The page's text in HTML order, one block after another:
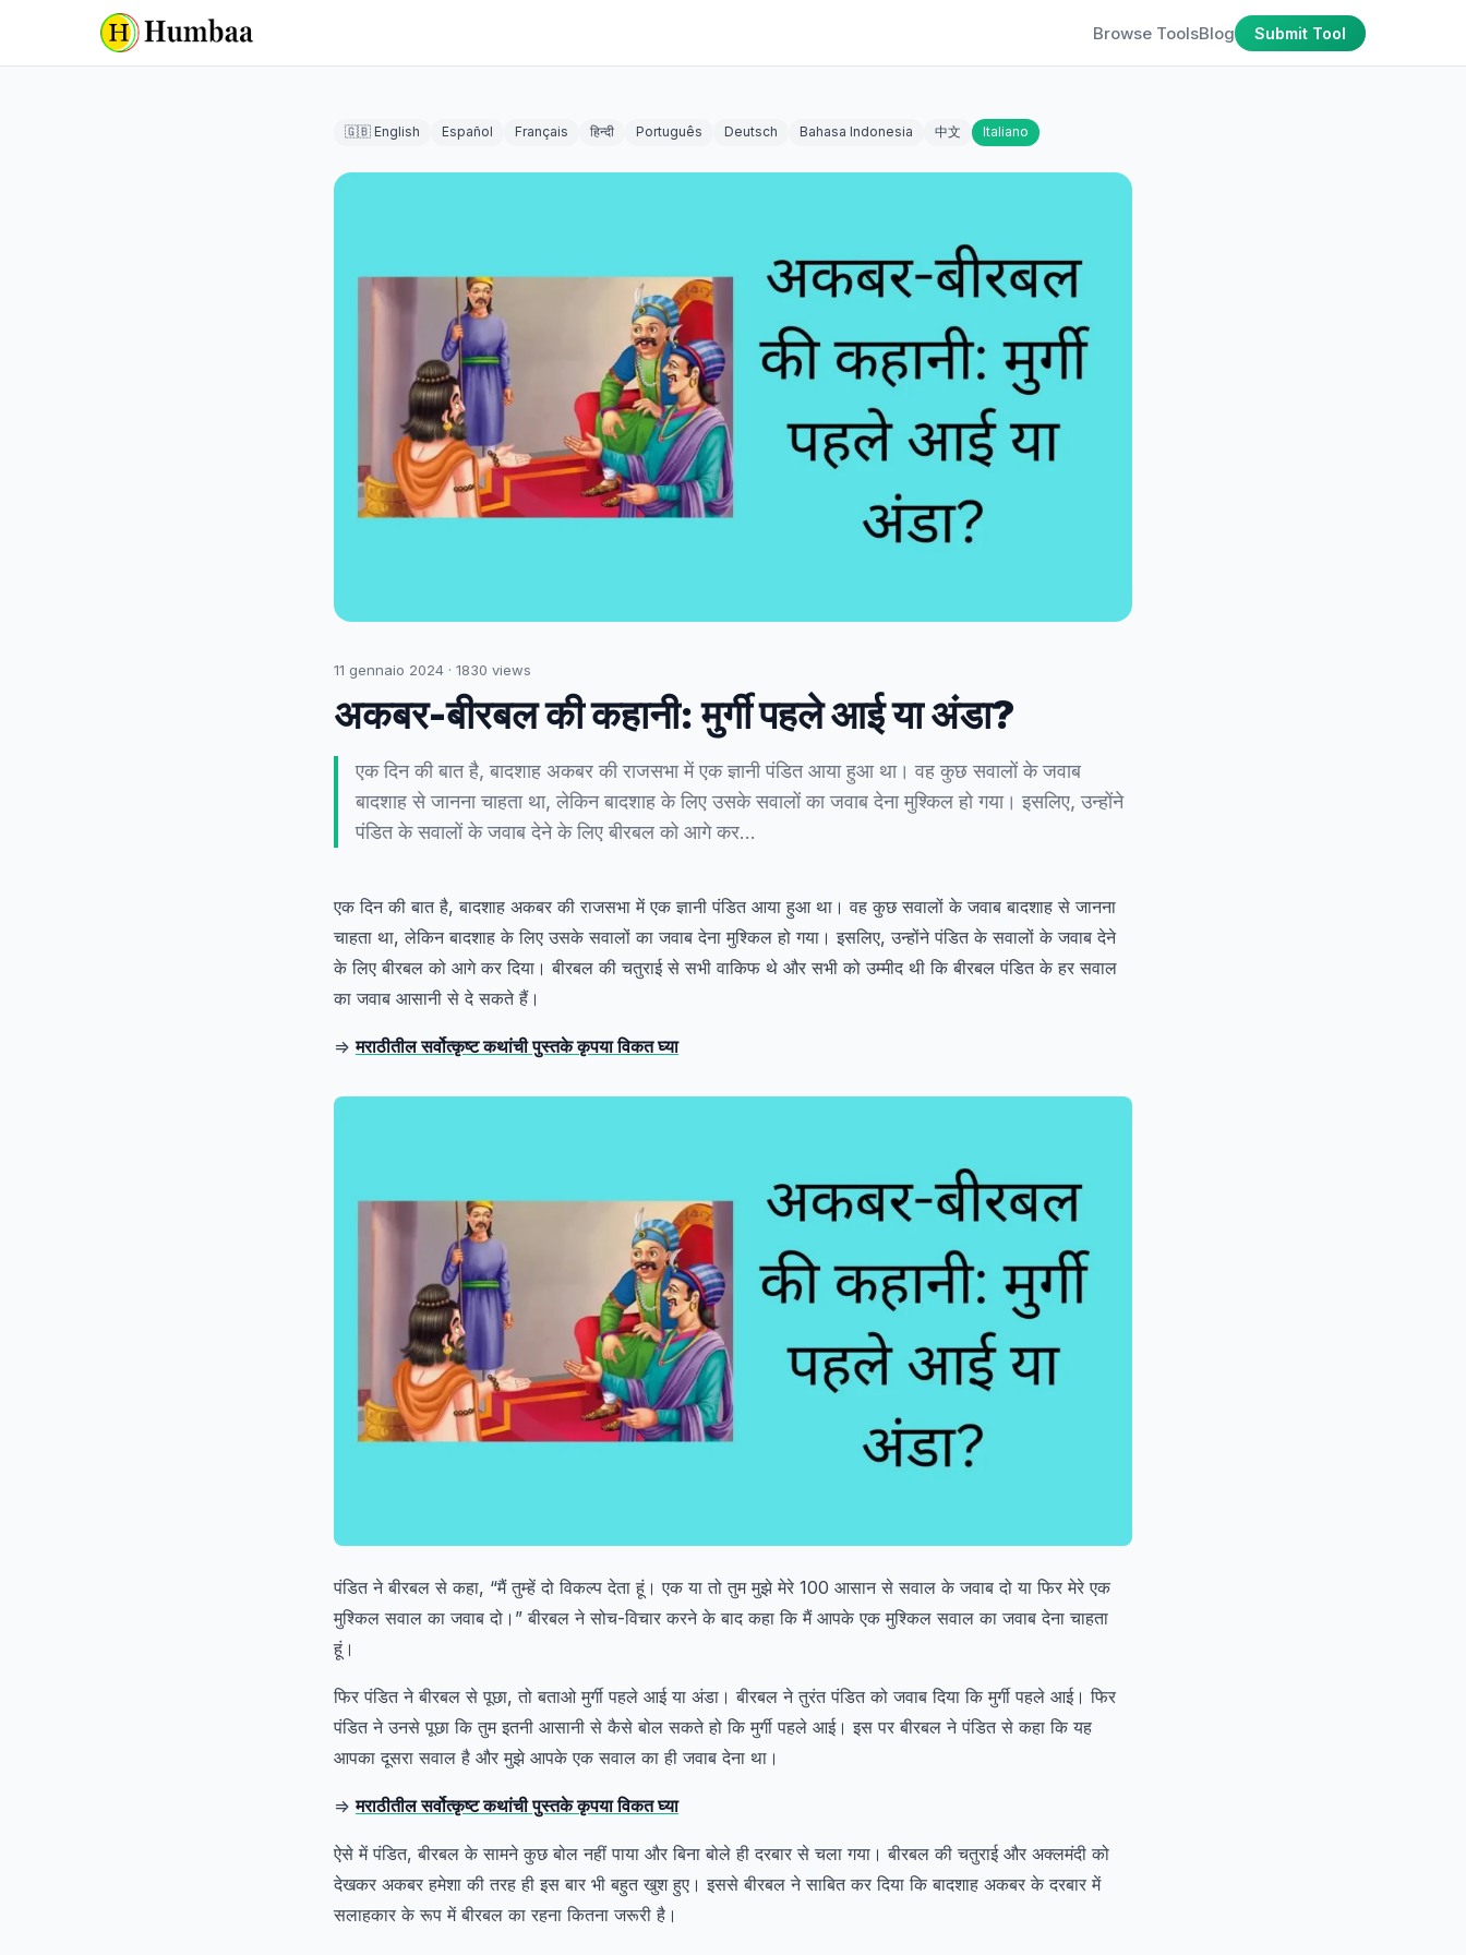
Browse ToolsBlog Submit Tool
🇬🇧 English Español Français हिन्दी Português Deutsch Bahasa Indonesia 中文 Italiano
11 gennaio 2024 · 1830 views
अकबर-बीरबल की कहानी: मुर्गी पहले आई या अंडा?
एक दिन की बात है, बादशाह अकबर की राजसभा में एक ज्ञानी पंडित आया हुआ था। वह कुछ सवालों के जवाब
बादशाह से जानना चाहता था, लेकिन बादशाह के लिए उसके सवालों का जवाब देना मुश्किल हो गया। इसलिए, उन्होंने
पंडित के सवालों के जवाब देने के लिए बीरबल को आगे कर…
एक दिन की बात है, बादशाह अकबर की राजसभा में एक ज्ञानी पंडित आया हुआ था। वह कुछ सवालों के जवाब बादशाह से जानना
चाहता था, लेकिन बादशाह के लिए उसके सवालों का जवाब देना मुश्किल हो गया। इसलिए, उन्होंने पंडित के सवालों के जवाब देने
के लिए बीरबल को आगे कर दिया। बीरबल की चतुराई से सभी वाकिफ थे और सभी को उम्मीद थी कि बीरबल पंडित के हर सवाल
का जवाब आसानी से दे सकते हैं।
=>मराठीतील सर्वोत्कृष्ट कथांची पुस्तके कृपया विकत घ्या
पंडित ने बीरबल से कहा, “मैं तुम्हें दो विकल्प देता हूं। एक या तो तुम मुझे मेरे 100 आसान से सवाल के जवाब दो या फिर मेरे एक
मुश्किल सवाल का जवाब दो।” बीरबल ने सोच-विचार करने के बाद कहा कि मैं आपके एक मुश्किल सवाल का जवाब देना चाहता
हूं।
फिर पंडित ने बीरबल से पूछा, तो बताओ मुर्गी पहले आई या अंडा। बीरबल ने तुरंत पंडित को जवाब दिया कि मुर्गी पहले आई। फिर
पंडित ने उनसे पूछा कि तुम इतनी आसानी से कैसे बोल सकते हो कि मुर्गी पहले आई। इस पर बीरबल ने पंडित से कहा कि यह
आपका दूसरा सवाल है और मुझे आपके एक सवाल का ही जवाब देना था।
=>मराठीतील सर्वोत्कृष्ट कथांची पुस्तके कृपया विकत घ्या
ऐसे में पंडित, बीरबल के सामने कुछ बोल नहीं पाया और बिना बोले ही दरबार से चला गया। बीरबल की चतुराई और अक्लमंदी को
देखकर अकबर हमेशा की तरह ही इस बार भी बहुत खुश हुए। इससे बीरबल ने साबित कर दिया कि बादशाह अकबर के दरबार में
सलाहकार के रूप में बीरबल का रहना कितना जरूरी है।